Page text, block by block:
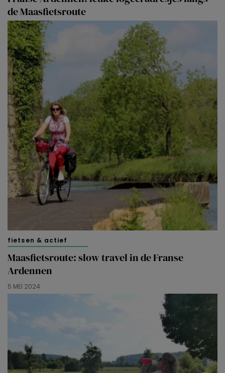
de Maasfietsroute
fietsen & actief
Maasfietsroute: slow travel in de Franse
Ardennen
5 MEI 2024